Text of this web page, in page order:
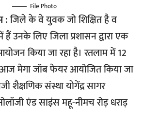
File Photo
:जिले के वे युवक जो शिक्षित है व
उनके लिए जिला प्रशासन द्वारा एक
किया जा रहा है। रतलाम में 12
मेगा जॉब फेयर आयोजित किया जा
शैक्षणिक संस्था योगेंद्र सागर
एंड साइंस महू-नीमच रोड़ धराड़